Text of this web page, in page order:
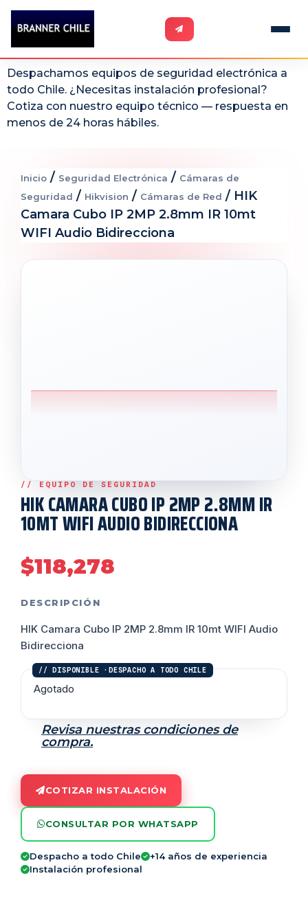
Despachamos equipos de seguridad electrónica a
todo Chile. ¿Necesitas instalación profesional?
Cotiza con nuestro equipo técnico — respuesta en
menos de 24 horas hábiles.
Inicio / Seguridad Electrónica / Cámaras de
Seguridad / Hikvision / Cámaras de Red / HIK
Camara Cubo IP 2MP 2.8mm IR 10mt
WIFI Audio Bidirecciona
HIK CAMARA CUBO IP 2MP 2.8MM IR
10MT WIFI AUDIO BIDIRECCIONA
$118,278
DESCRIPCIÓN
HIK Camara Cubo IP 2MP 2.8mm IR 10mt WIFI Audio
Bidirecciona
Agotado
Revisa nuestras condiciones de
compra.
COTIZAR INSTALACIÓN
CONSULTAR POR WHATSAPP
Despacho a todo Chile
+14 años de experiencia
Instalación profesional